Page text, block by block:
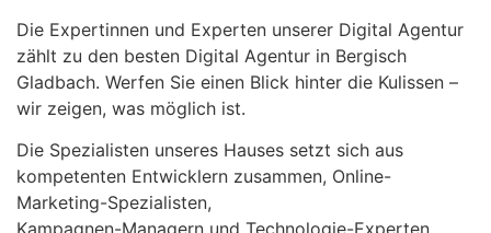
Die Expertinnen und Experten unserer Digital Agentur
zählt zu den besten Digital Agentur in Bergisch
Gladbach. Werfen Sie einen Blick hinter die Kulissen –
wir zeigen, was möglich ist.
Die Spezialisten unseres Hauses setzt sich aus
kompetenten Entwicklern zusammen, Online-
Marketing-Spezialisten,